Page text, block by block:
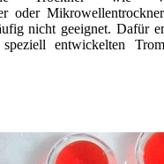
oder
nicht geeignet. Dafür
entwickelten